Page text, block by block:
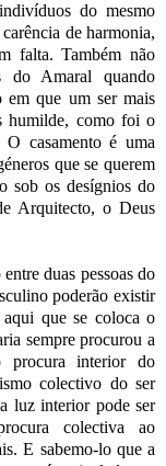
do mesmo
de harmonia,
falta. Também não
do Amaral quando
em que um ser mais
humilde, como foi o
casamento é uma
que se querem
sob os desígnios do
Arquitecto, o Deus
duas pessoas do
poderão existir
aqui que se coloca o
sempre procurou a
procura interior do
colectivo do ser
luz interior pode ser
colectiva ao
E sabemo-lo que a